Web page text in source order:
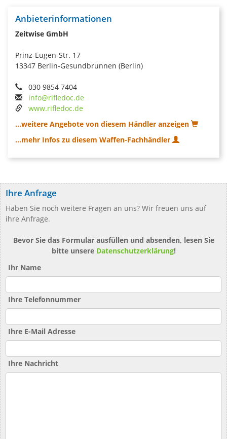
Anbieterinformationen
Zeitwise GmbH
Prinz-Eugen-Str. 17
13347 Berlin-Gesundbrunnen (Berlin)
030 9854 7404
info@rifledoc.de
www.rifledoc.de
...weitere Angebote von diesem Händler anzeigen
...mehr Infos zu diesem Waffen-Fachhändler
Ihre Anfrage
Haben Sie noch weitere Fragen an uns? Wir freuen uns auf
ihre Anfrage.
Bevor Sie das Formular ausfüllen und absenden, lesen Sie
bitte unsere Datenschutzerklärung!
Ihr Name
Ihre Telefonnummer
Ihre E-Mail Adresse
Ihre Nachricht